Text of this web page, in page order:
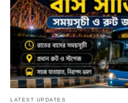
LATEST UPDATES